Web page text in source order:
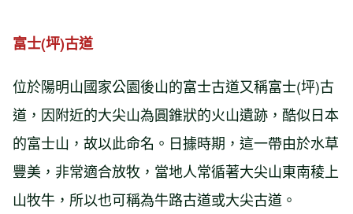
富士(坪)古道
位於陽明山國家公園後山的富士古道又稱富士(坪)古
道 ，因附近的大尖山為圓錐狀的火山遺跡，酷似日本
的富士山，故以此命名。日據時期，這一帶由於水草
豐美，非常適合放牧，當地人常循著大尖山東南稜上
山牧牛，所以也可稱為牛路古道或大尖古道。